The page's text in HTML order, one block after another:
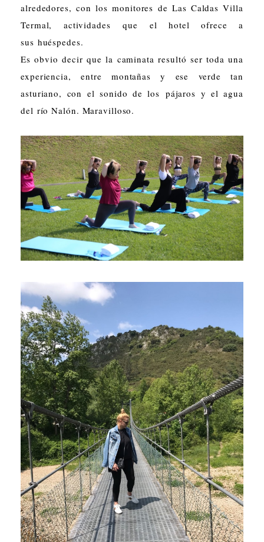
alrededores, con los monitores de Las Caldas Villa
Termal, actividades que el hotel ofrece a
sus huéspedes.
Es obvio decir que la caminata resultó ser toda una
experiencia, entre montañas y ese verde tan
asturiano, con el sonido de los pájaros y el agua
del río Nalón. Maravilloso.